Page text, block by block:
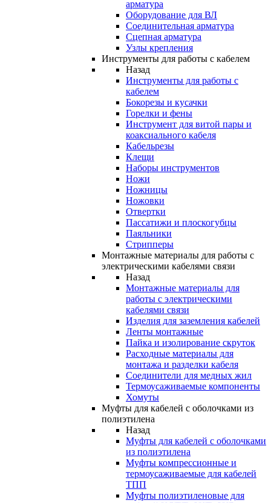
арматура
Оборудование для ВЛ
Соединительная арматура
Сцепная арматура
Узлы крепления
Инструменты для работы с кабелем
Назад
Инструменты для работы с
кабелем
Бокорезы и кусачки
Горелки и фены
Инструмент для витой пары и
коаксиального кабеля
Кабельрезы
Клещи
Наборы инструментов
Ножи
Ножницы
Ножовки
Отвертки
Пассатижи и плоскогубцы
Паяльники
Стрипперы
Монтажные материалы для работы с
электрическими кабелями связи
Назад
Монтажные материалы для
работы с электрическими
кабелями связи
Изделия для заземления кабелей
Ленты монтажные
Пайка и изолирование скруток
Расходные материалы для
монтажа и разделки кабеля
Соединители для медных жил
Термоусаживаемые компоненты
Хомуты
Муфты для кабелей с оболочками из
полиэтилена
Назад
Муфты для кабелей с оболочками
из полиэтилена
Муфты компрессионные и
термоусаживаемые для кабелей
ТПП
Муфты полиэтиленовые для